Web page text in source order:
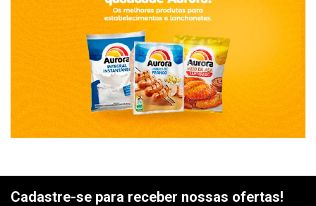
Cadastre-se para receber nossas ofertas!